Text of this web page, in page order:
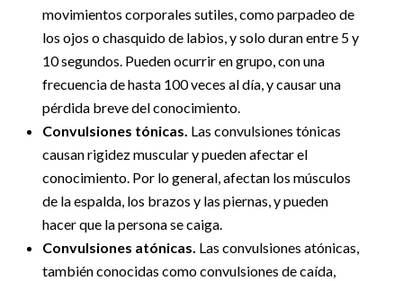
movimientos corporales sutiles, como parpadeo de
los ojos o chasquido de labios, y solo duran entre 5 y
10 segundos. Pueden ocurrir en grupo, con una
frecuencia de hasta 100 veces al día, y causar una
pérdida breve del conocimiento.
Convulsiones tónicas. Las convulsiones tónicas
causan rigidez muscular y pueden afectar el
conocimiento. Por lo general, afectan los músculos
de la espalda, los brazos y las piernas, y pueden
hacer que la persona se caiga.
Convulsiones atónicas. Las convulsiones atónicas,
también conocidas como convulsiones de caída,